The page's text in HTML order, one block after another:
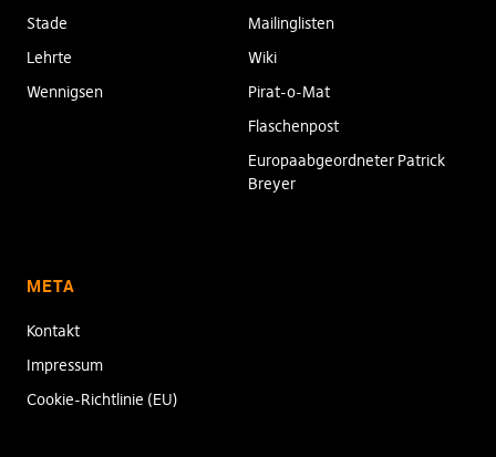
Stade
Lehrte
Wennigsen
Mailinglisten
Wiki
Pirat-o-Mat
Flaschenpost
Europaabgeordneter Patrick
Breyer
META
Kontakt
Impressum
Cookie-Richtlinie (EU)